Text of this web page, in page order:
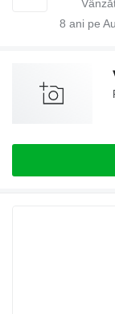
8 ani pe